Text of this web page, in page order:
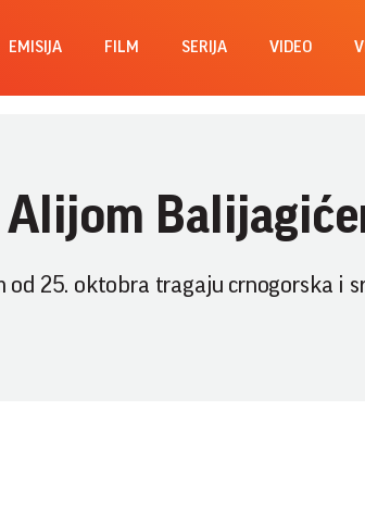
EMISIJA FILM SERIJA VIDEO
25. oktobra tragaju crnogorska i